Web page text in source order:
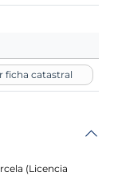
catastral
(Licencia